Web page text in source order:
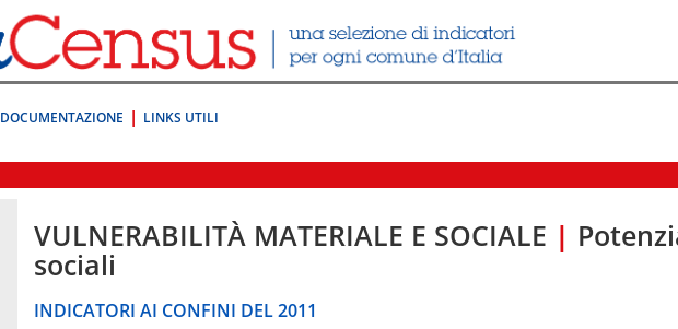
DOCUMENTAZIONE LINKS UTILI
VULNERABILITÀ MATERIALE E SOCIALE |
sociali
INDICATORI AI CONFINI DEL 2011